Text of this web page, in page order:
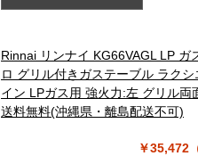
Rinnai リンナイ KG66VAGL LP ガ
ロ グリル付きガステーブル ラクシ
イン LPガス用 強火力:左 グリル両
送料無料(沖縄県・離島配送不可)
￥35,472